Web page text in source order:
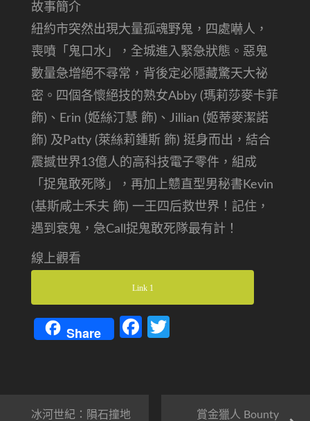
故事簡介
紐約市突然出現大量孤魂野鬼，四處嚇人，
喪噴「鬼口水」，全城進入緊急狀態。惡鬼
數量急增絕不尋常，背後定必隱藏驚天大祕
密。四個各懷絕技的熟女Abby (瑪莉莎麥卡菲
飾)、Erin (姬絲汀慧 飾)、Jillian (姬蒂麥潔諾
飾) 及Patty (萊絲莉鍾斯 飾) 挺身而出，結合
震撼世界13億人的高科技電子零件，組成
「捉鬼敢死隊」，再加上戆直型男秘書Kevin
(基斯咸士禾夫 飾) 一王四后救世界！記住，
遇到衰鬼，急Call捉鬼敢死隊最有計！
線上觀看
Link 1
Share Facebook
冰河世紀：隕石撞地 賞金獵人 Bounty